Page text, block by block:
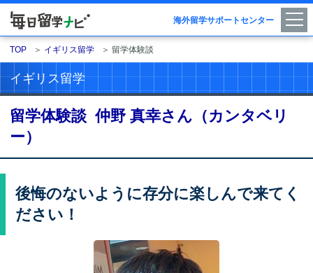
海外留学サポートセンター
TOP ＞ イギリス留学 ＞ 留学体験談
イギリス留学
留学体験談 仲野 真幸さん（カンタベリ
ー）
後悔のないように存分に楽しんで来てく
ださい！